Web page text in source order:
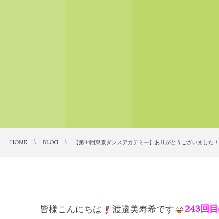
HOME BLOG 【第44回東京ダンスアカデミー】ありがとうございました！
皆様こんにちは 渡邉美寿希です 243回